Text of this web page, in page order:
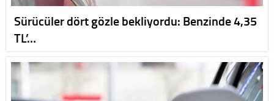
Sürücüler dört gözle bekliyordu: Benzinde 4,35
TL’…